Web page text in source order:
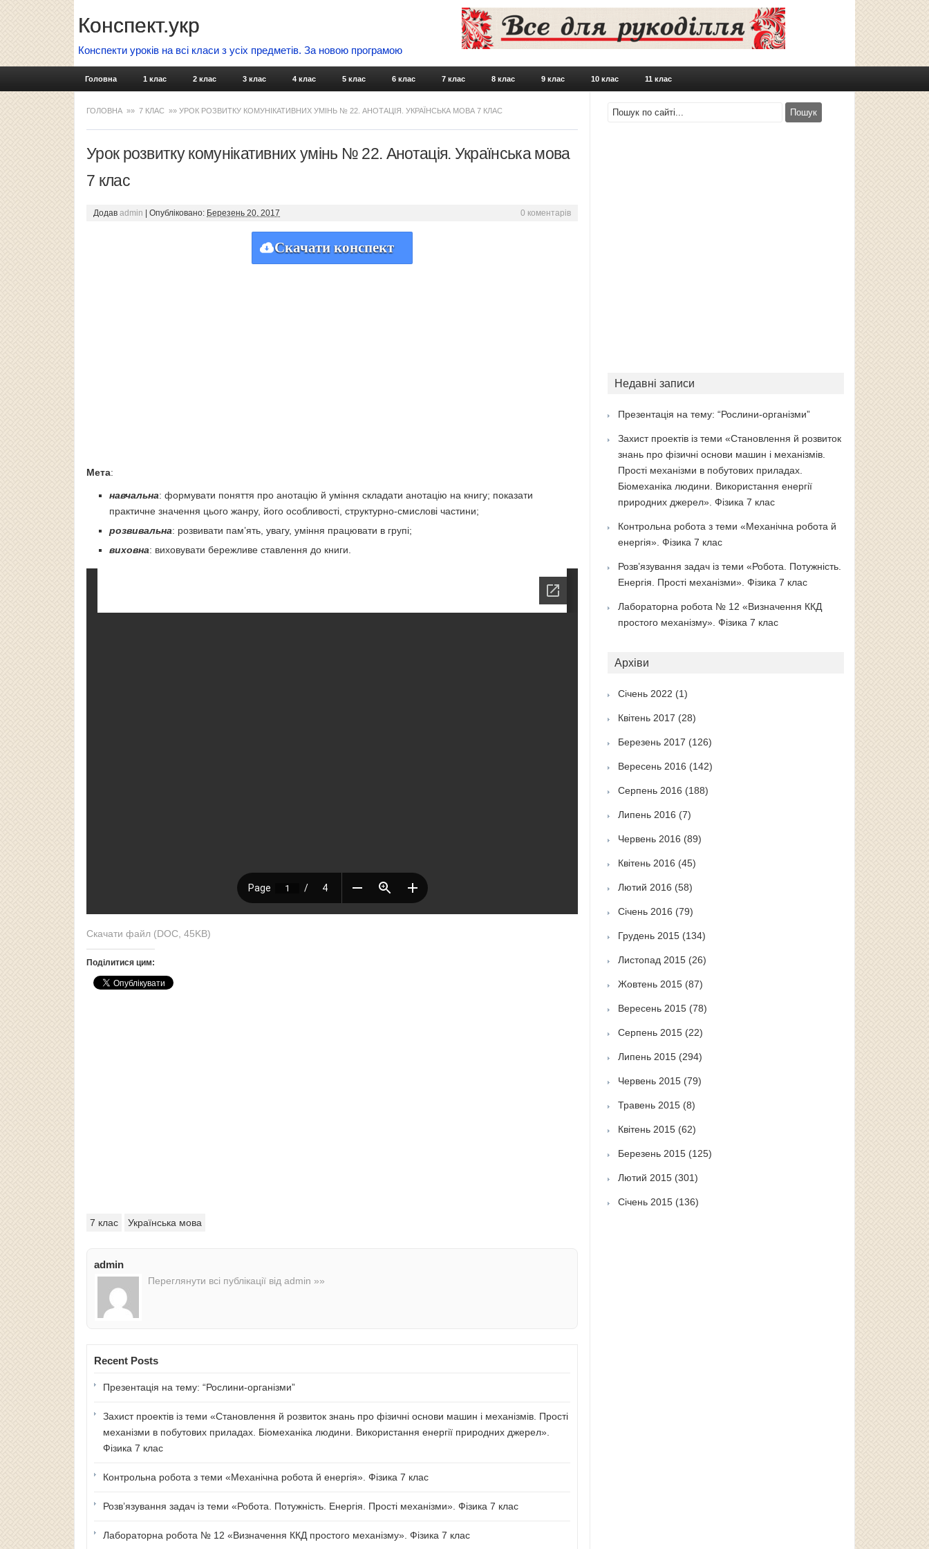
Конспект.укр
Конспекти уроків на всі класи з усіх предметів. За новою програмою
Skip to content
Головна 1 клас 2 клас 3 клас 4 клас 5 клас 6 клас 7 клас 8 клас 9 клас 10 клас 11 клас
ГОЛОВНА »» 7 КЛАС »» УРОК РОЗВИТКУ КОМУНІКАТИВНИХ УМІНЬ № 22. АНОТАЦІЯ. УКРАЇНСЬКА МОВА 7 КЛАС
Урок розвитку комунікативних умінь № 22. Анотація. Українська мова
7 клас
Додав admin Опубліковано: Березень 20, 2017 0 коментарів
Скачати конспект
Мета:
навчальна: формувати поняття про анотацію й уміння складати ано­тацію на книгу; показати
практичне значення цього жанру, його особливості, структурно-смислові частини;
розвивальна: розвивати пам’ять, увагу, уміння працювати в групі;
виховна: виховувати бережливе ставлення до книги.
Скачати файл (DOC, 45KB)
Поділитися цим:
7 клас Українська мова
admin
Переглянути всі публікації від admin »»
Recent Posts
Презентація на тему: “Рослини-організми”
Захист проектів із теми «Становлення й розвиток знань про фізичні основи машин і механізмів. Прості
механізми в побутових приладах. Біомеханіка людини. Використання енергії природних джерел».
Фізика 7 клас
Контрольна робота з теми «Механічна робота й енергія». Фізика 7 клас
Розв’язування задач із теми «Робота. Потужність. Енергія. Прості механізми». Фізика 7 клас
Лабораторна робота № 12 «Визначення ККД простого механізму». Фізика 7 клас
Недавні записи
Презентація на тему: “Рослини-організми”
Захист проектів із теми «Становлення й розвиток
знань про фізичні основи машин і механізмів.
Прості механізми в побутових приладах.
Біомеханіка людини. Використання енергії
природних джерел». Фізика 7 клас
Контрольна робота з теми «Механічна робота й
енергія». Фізика 7 клас
Розв’язування задач із теми «Робота. Потужність.
Енергія. Прості механізми». Фізика 7 клас
Лабораторна робота № 12 «Визначення ККД
простого механізму». Фізика 7 клас
Архіви
Січень 2022 (1)
Квітень 2017 (28)
Березень 2017 (126)
Вересень 2016 (142)
Серпень 2016 (188)
Липень 2016 (7)
Червень 2016 (89)
Квітень 2016 (45)
Лютий 2016 (58)
Січень 2016 (79)
Грудень 2015(134)
Листопад 2015(26)
Жовтень 2015(87)
Вересень 2015(78)
Серпень 2015(22)
Липень 2015(294)
Червень 2015(79)
Травень 2015(8)
Квітень 2015(62)
Березень 2015(125)
Лютий 2015(301)
Січень 2015(136)